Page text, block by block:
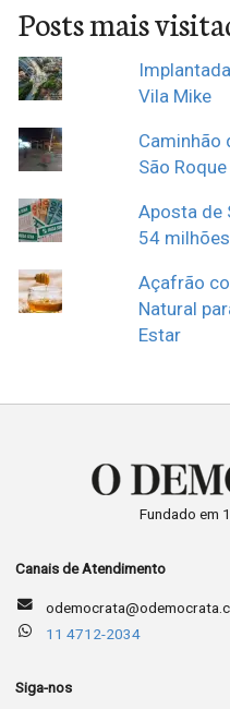
Posts mais
Vila Mike
Caminhão
São Roque
Aposta de
54
Açafrão
Natural
Estar
Fundado em
Canais de Atendimento
11 4712-2034
Siga-nos